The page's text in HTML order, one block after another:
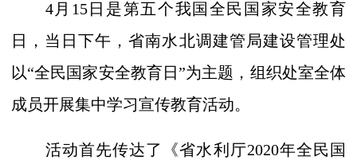
4月15日是第五个我国全民国家安全教育
日，当日下午，省南水北调建管局建设管理处
以“全民国家安全教育日”为主题，组织处室全体
成员开展集中学习宣传教育活动。
活动首先传达了《省水利厅2020年全民国